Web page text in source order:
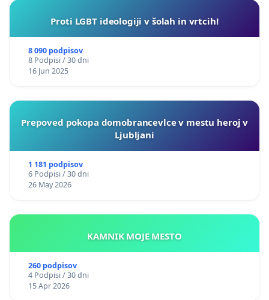
Proti LGBT ideologiji v šolah in vrtcih!
8 090 podpisov
8 Podpisi / 30 dni
16 Jun 2025
Prepoved pokopa domobrancevlce v mestu heroj v
Ljubljani
1 181 podpisov
6 Podpisi / 30 dni
26 May 2026
KAMNIK MOJE MESTO
260 podpisov
4 Podpisi / 30 dni
15 Apr 2026